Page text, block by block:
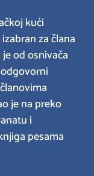
kući
za člana
od osnivača
je na preko
i
pesama